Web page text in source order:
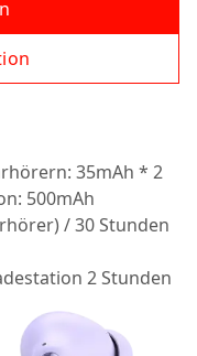
35mAh * 2
500mAh
/ 30 Stunden
2 Stunden